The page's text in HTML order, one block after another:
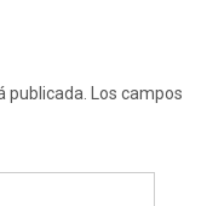
publicada. Los campos